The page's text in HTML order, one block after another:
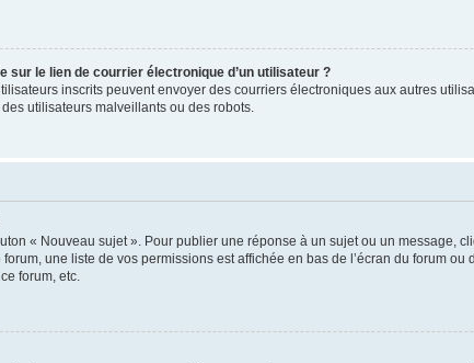
sur le lien de courrier électronique d’un utilisateur ?
inscrits peuvent envoyer des courriers électroniques aux autres
utilisateurs malveillants ou des robots.
« Nouveau sujet ». Pour publier une réponse à un sujet ou un message,
une liste de vos permissions est affichée en bas de l’écran du forum
forum, etc.